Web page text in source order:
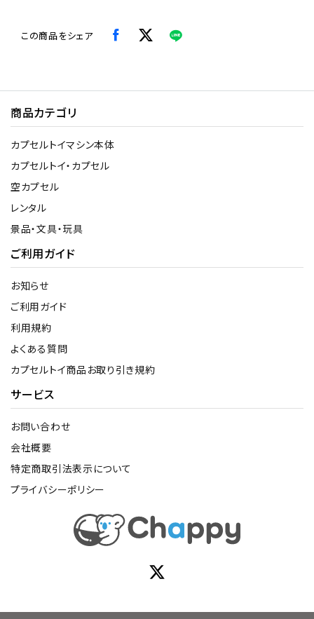
この商品をシェア
商品カテゴリ
カプセルトイマシン本体
カプセルトイ・カプセル
空カプセル
レンタル
景品・文具・玩具
ご利用ガイド
お知らせ
ご利用ガイド
利用規約
よくある質問
カプセルトイ商品お取り引き規約
サービス
お問い合わせ
会社概要
特定商取引法表示について
プライバシーポリシー